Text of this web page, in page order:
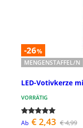
-26%
MENGENSTAFFEL/N
LED-Votivkerze
VORRÄTIG
Ab € 2,43 € 4,99